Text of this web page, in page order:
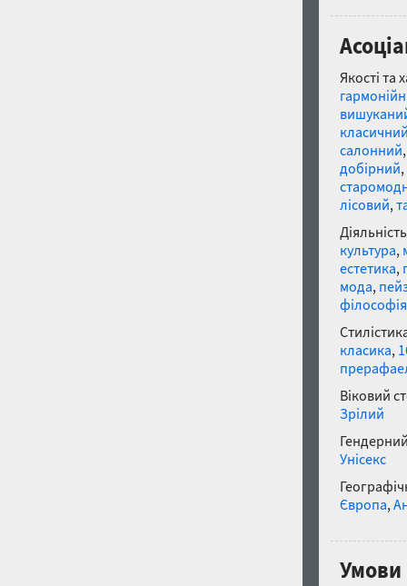
Якості та
салонний
добірний,
лісовий,
культура,
естетика,
мода,
філософія
класика,
Віковий
Зрілий
Унісекс
Європа,
Умови